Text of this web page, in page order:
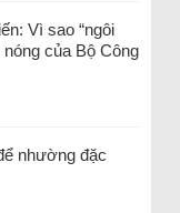
Vì sao “ngôi
của Bộ Công
nhường đặc